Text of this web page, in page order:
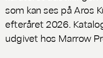
som kan ses på Aros
efteråret 2026.
udgivet hos Marrow